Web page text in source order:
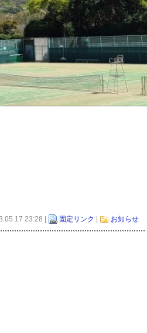
23:28 | 固定リンク | お知らせ